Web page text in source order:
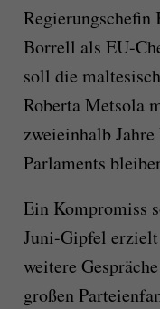
Regierungschefin
Borrell als EU-
soll die
Roberta Metsola
zweieinhalb
Parlaments
Ein Kompromiss
Juni-Gipfel
weitere
großen